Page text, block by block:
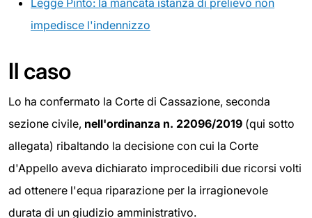
impedisce l'indennizzo
Il caso
Lo ha confermato la Corte di Cassazione, seconda
sezione civile, nell'ordinanza n. 22096/2019 (qui sotto
allegata) ribaltando la decisione con cui la Corte
d'Appello aveva dichiarato improcedibili due ricorsi volti
ad ottenere l'equa riparazione per la irragionevole
durata di un giudizio amministrativo.